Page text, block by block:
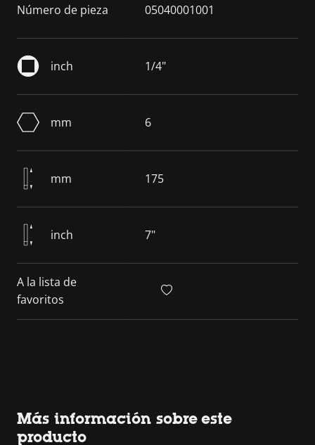
Número de pieza 05040001001
inch 1/4"
mm 6
mm 175
inch 7"
A la lista de
favoritos
Más información sobre este
producto